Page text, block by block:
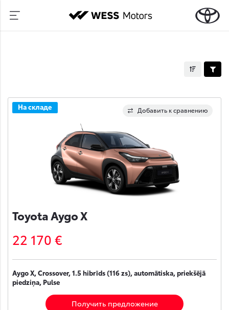
Добавить к сравнению
На складе
Toyota Aygo X
22 170 €
Aygo X, Crossover, 1.5 hibrīds (116 zs), automātiska, priekšējā
piedziņa, Pulse
Получить предложение